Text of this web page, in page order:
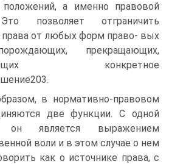
а именно правовой
позволяет отграничить
права от любых форм право- вых
прекращающих,
конкретное
в нормативно-правовом
две функции. С одной
он является выражением
воли и в этом случае о нем
как о источнике права, с